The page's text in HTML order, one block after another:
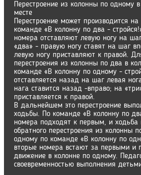
Перестроение из колонны по одному
месте
Перестроение может производится
команде «В колонну по два -
номера отставляют левую ногу на
«два» - правую ногу ставят на шаг
левую ногу приставляют к правой.
перестроения из колонны по два в
команде «В колонну по одному -
отставляется назад на шаг левая
нага ставится назад -вправо; на
приставляется к правой.
В дальнейшем это перестроение
ходьбы. По команде «В колонну по
номера подходят к первым, и ходьба
обратного перестроения из колонны
одному по команде «В колонну по
вторые номера встают за первыми и
движение в колонне по одному.
своевременностью выполнения